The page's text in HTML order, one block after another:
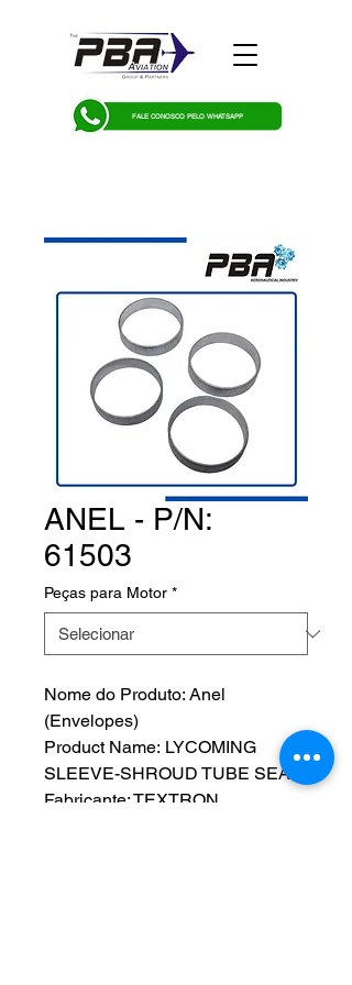
FALE CONOSCO PELO WHATSAPP
ANEL - P/N:
61503
Peças para Motor *
Nome do Produto: Anel
(Envelopes)
Product Name: LYCOMING
SLEEVE-SHROUD TUBE SEAL
Fabricante: TEXTRON